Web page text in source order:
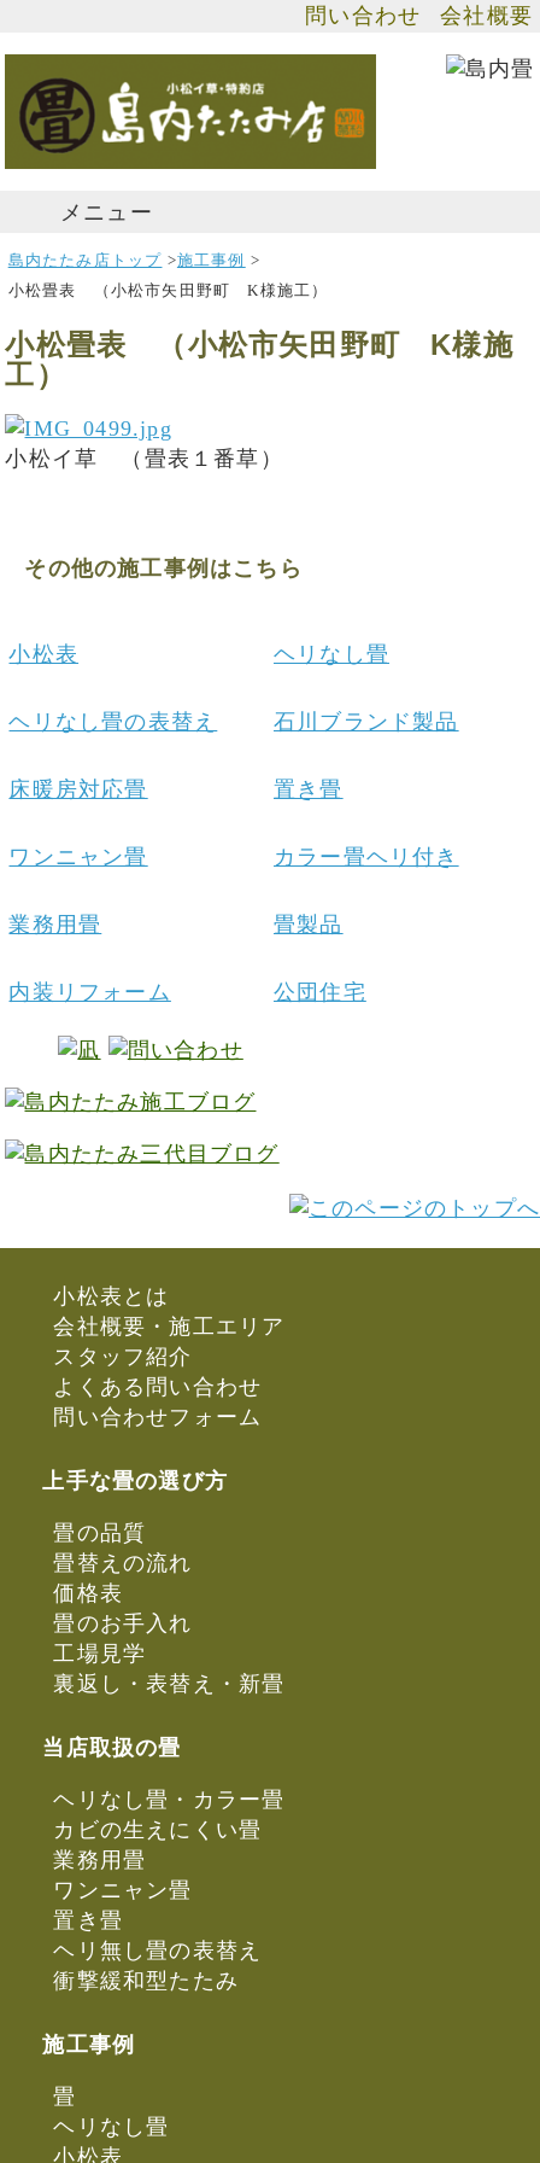
問い合わせ 会社概要
メニュー
島内たたみ店トップ >施工事例 >
小松畳表 （小松市矢田野町 K様施工）
小松畳表 （小松市矢田野町 K様施
工）
小松イ草 （畳表１番草）
その他の施工事例はこちら
小松表 ヘリなし畳
ヘリなし畳の表替え 石川ブランド製品
床暖房対応畳 置き畳
ワンニャン畳 カラー畳ヘリ付き
業務用畳 畳製品
内装リフォーム 公団住宅
小松表とは
会社概要・施工エリア
スタッフ紹介
よくある問い合わせ
問い合わせフォーム
上手な畳の選び方
畳の品質
畳替えの流れ
価格表
畳のお手入れ
工場見学
裏返し・表替え・新畳
当店取扱の畳
ヘリなし畳・カラー畳
カビの生えにくい畳
業務用畳
ワンニャン畳
置き畳
ヘリ無し畳の表替え
衝撃緩和型たたみ
施工事例
畳
ヘリなし畳
小松表